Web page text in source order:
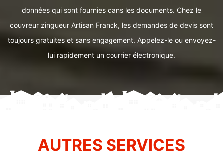
données qui sont fournies dans les documents. Chez le
couvreur zingueur Artisan Franck, les demandes de devis sont
toujours gratuites et sans engagement. Appelez-le ou envoyez-
lui rapidement un courrier électronique.
AUTRES SERVICES